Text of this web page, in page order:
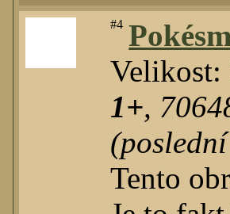
#4
Velikost:
1+,
Tento